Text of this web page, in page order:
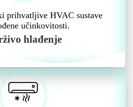
prihvatljive HVAC sustave
učinkovitosti.
hlađenje